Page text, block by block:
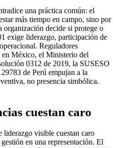
una práctica común: el
más tiempo en campo, sino por
decide si protege o
exige liderazgo, participación de
Reguladores
en México, el Ministerio del
0312 de 2019, la SUSESO
de Perú empujan a la
no presencia simbólica.
cuestan caro
liderazgo visible cuestan caro
en una representación. El